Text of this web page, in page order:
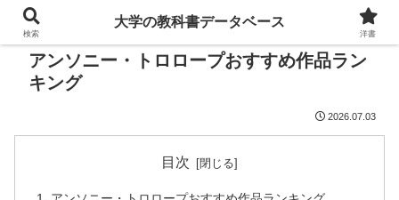
アンソニー・トロロープおすすめ作品ラン
キング
2026.07.03
目次
検索
大学の教科書データベース
洋書